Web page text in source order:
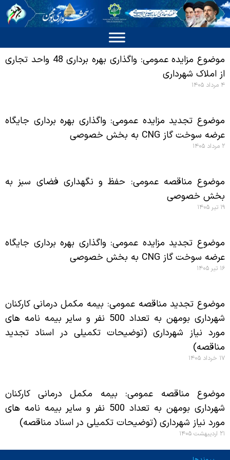
موضوع مزایده عمومی: واگذاری بهره برداری 48 واحد تجاری
از املاک شهرداری
۴ مرداد ۱۴۰۵
موضوع تجدید مزایده عمومی: واگذاری بهره برداری جایگاه
عرضه سوخت گاز CNG به بخش خصوصی
۲ مرداد ۱۴۰۵
موضوع مناقصه عمومی: حفظ و نگهداری فضای سبز به
بخش خصوصی
۱۹ تیر ۱۴۰۵
موضوع تجدید مزایده عمومی: واگذاری بهره برداری جایگاه
عرضه سوخت گاز CNG به بخش خصوصی
۱۶ تیر ۱۴۰۵
موضوع تجدید مناقصه عمومی: بیمه مکمل درمانی کارکنان
شهرداری بومهن به تعداد 500 نفر و سایر بیمه نامه های
مورد نیاز شهرداری (توضیحات تکمیلی در اسناد تجدید
مناقصه)
۱۷ خرداد ۱۴۰۵
موضوع مناقصه عمومی: بیمه مکمل درمانی کارکنان
شهرداری بومهن به تعداد 500 نفر و سایر بیمه نامه های
مورد نیاز شهرداری (توضیحات تکمیلی در اسناد مناقصه)
۲۱ اردیبهشت ۱۴۰۵